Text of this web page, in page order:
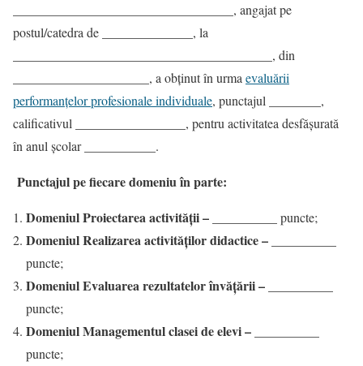
__________________________________, angajat pe
postul/catedra de ______________, la
________________________________________, din
_____________________, a obținut în urmaevaluării
performanțelor profesionale individuale, punctajul ________,
calificativul _________________, pentru activitatea desfășurată
în anul școlar ___________.
Punctajul pe fiecare domeniu în parte:
Domeniul Proiectarea activităţii –
__________ puncte;
Domeniul Realizarea activităţilor didactice–
puncte;
Domeniul Evaluarea rezultatelor învăţării–
puncte;
Domeniul Managementul clasei de elevi–
puncte;